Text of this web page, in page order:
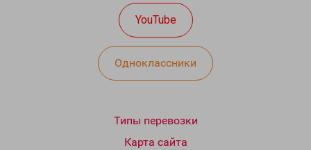
YouTube
Одноклассники
Типы перевозки
Карта сайта